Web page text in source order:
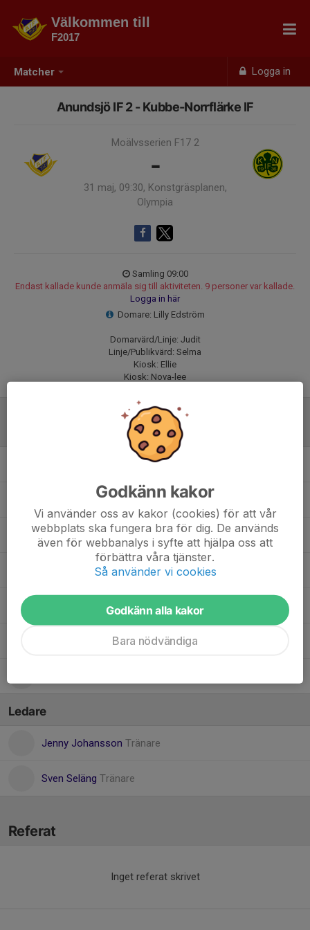
Matcher Logga in
Välkommen till
F2017
Anundsjö IF 2 - Kubbe-Norrflärke IF
Moälvsserien F17 2
-
31 maj, 09:30, Konstgräsplanen,
Olympia
Samling 09:00
Endast kallade kunde anmäla sig till aktiviteten. 9 personer var kallade.
Logga in här
Domare: Lilly Edström
Domarvärd/Linje: Judit
Linje/Publikvärd: Selma
Kiosk: Ellie
Kiosk: Nova-lee
Johanna Wintvik
Judit Sjödin
Lovisa Seläng
Meya Johansson
Nova-Lee Westman
Ledare
Jenny Johansson Tränare
Sven Seläng Tränare
Referat
Inget referat skrivet
Godkänn kakor
Vi använder oss av kakor (cookies) för att vår
webbplats ska fungera bra för dig. De används
även för webbanalys i syfte att hjälpa oss att
förbättra våra tjänster.
Så använder vi cookies
Godkänn alla kakor
Bara nödvändiga